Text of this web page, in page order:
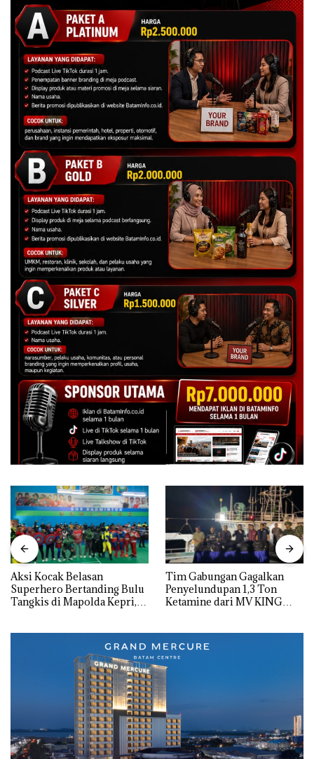
Aksi Kocak Belasan
Superhero Bertanding Bulu
Tangkis di Mapolda Kepri,
Tim Gabungan Gagalkan
Penyelundupan 1,3 Ton
Ketamine dari MV KING